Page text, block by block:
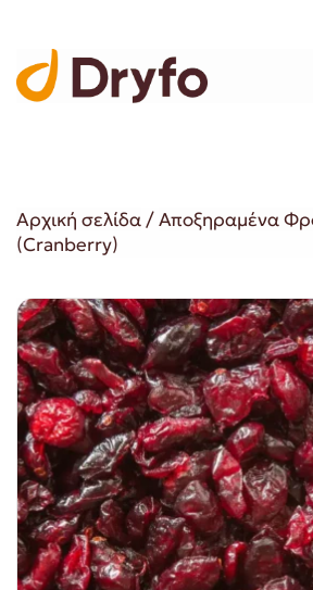
Αρχική σελίδα/Αποξηραμένα
(Cranberry)